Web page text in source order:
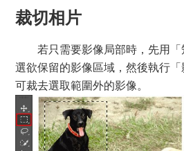
裁切相片
若只需要影像局部時，先用「
選欲保留的影像區域，然後執行
可裁去選取範圍外的影像。